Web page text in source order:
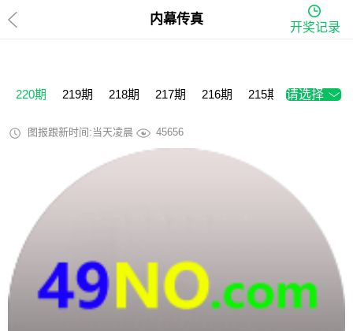
内幕传真
开奖记录
220期 219期 218期 217期 216期 215期 214期
请选择
图报跟新时间:当天凌晨 45656